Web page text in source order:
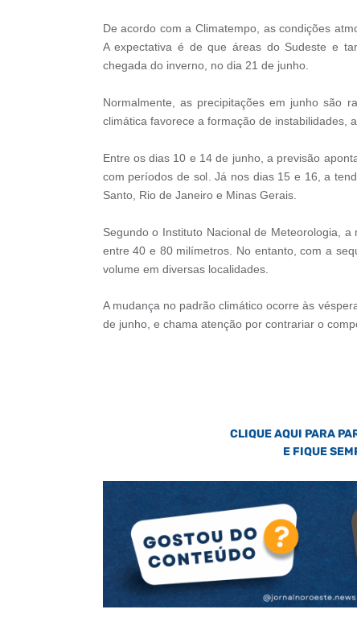
De acordo com a Climatempo, as condições
A expectativa é de que áreas do Sudeste e
chegada do inverno, no dia 21 de junho.
Normalmente, as precipitações em junho são
climática favorece a formação de instabilidades,
Entre os dias 10 e 14 de junho, a previsão
com períodos de sol. Já nos dias 15 e 16, a
Santo, Rio de Janeiro e Minas Gerais.
Segundo o Instituto Nacional de Meteorologia,
entre 40 e 80 milímetros. No entanto, com a
volume em diversas localidades.
A mudança no padrão climático ocorre às
de junho, e chama atenção por contrariar o
CLIQUE AQUI PARA
E FIQUE